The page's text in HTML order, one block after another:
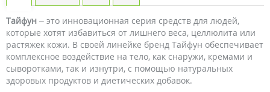
Тайфун – это инновационная серия средств для людей,
которые хотят избавиться от лишнего веса, целлюлита или
растяжек кожи. В своей линейке бренд Тайфун обеспечивает
комплексное воздействие на тело, как снаружи, кремами и
сыворотками, так и изнутри, с помощью натуральных
здоровых продуктов и диетических добавок.